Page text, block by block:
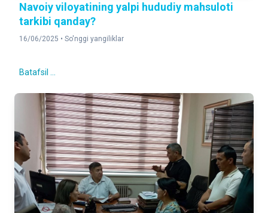
Navoiy viloyatining yalpi hududiy mahsuloti
tarkibi qanday?
16/06/2025 • So'nggi yangiliklar
Batafsil ...